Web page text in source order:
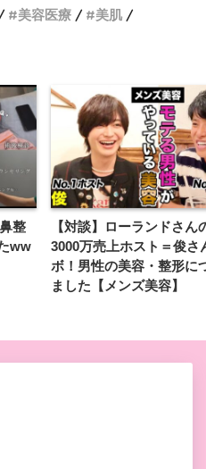
美容医療
美肌
整
ww
【対談】ローランドさん
3000万売上ホスト＝俊さ
ボ！男性の美容・整形に
ました【メンズ美容】